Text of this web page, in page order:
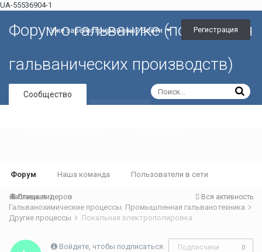
UA-55536904-1
Форум о гальванике (портал для
гальванических производств)
Уже зарегистрированы? Войти Регистрация
Сообщество
Форум Наша команда Пользователи в сети
Таблица лидеров Вся активность
Главная
Гальванохимические процессы. Промышленная гальванотехника
Другие процессы
Локальная электрополировка
Войдите, чтобы подписаться Подписчики 0